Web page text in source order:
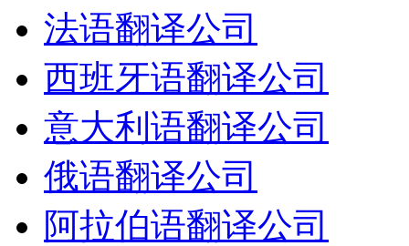
法语翻译公司
西班牙语翻译公司
意大利语翻译公司
俄语翻译公司
阿拉伯语翻译公司